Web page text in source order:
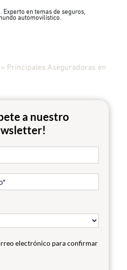
Experto en temas de seguros,
automovilístico.
» Principales Aseguradoras en
a nuestro
electrónico para confirmar